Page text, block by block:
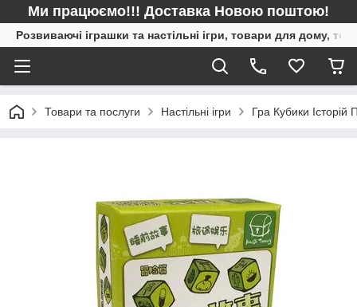
Ми працюємо!!! Доставка Новою поштою!
Розвиваючі іграшки та настільні ігри, товари для дому,
Товари та послуги Настільні ігри Гра Кубики Історій